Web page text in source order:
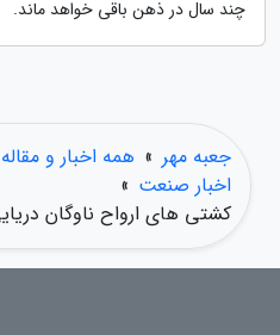
چند سال در ذهن باقی خواهد ماند.
جعبه مهر » همه اخبار و
اخبار صنعت »
کشتی های ارواح ناوگان